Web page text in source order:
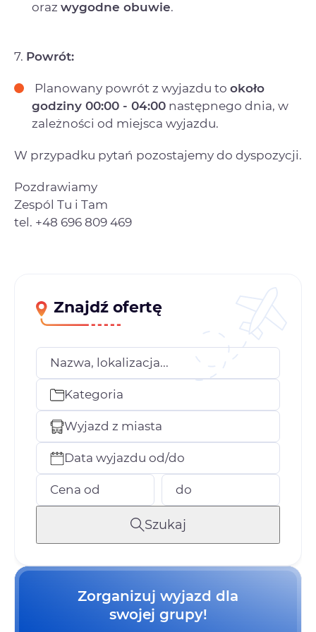
oraz wygodne obuwie.
7. Powrót:
Planowany powrót z wyjazdu to około
godziny 00:00 - 04:00 następnego dnia, w
zależności od miejsca wyjazdu.
W przypadku pytań pozostajemy do dyspozycji.
Pozdrawiamy
Zespól Tu i Tam
tel. +48 696 809 469
Znajdź ofertę
Nazwa, lokalizacja...
Kategoria
Wyjazd z miasta
Data wyjazdu od/do
Cena od do
Szukaj
Zorganizuj wyjazd dla
swojej grupy!